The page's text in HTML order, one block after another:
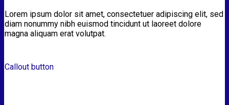
Lorem ipsum dolor sit amet, consectetuer adipiscing elit, sed
diam nonummy nibh euismod tincidunt ut laoreet dolore
magna aliquam erat volutpat.
Callout button